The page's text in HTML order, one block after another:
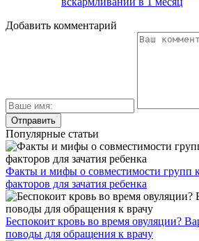
Добавить комментарий
Популярные статьи
Факты и мифы о совместимости групп
факторов для зачатия ребенка
Беспокоит кровь во время овуляции?
поводы для обращения к врачу